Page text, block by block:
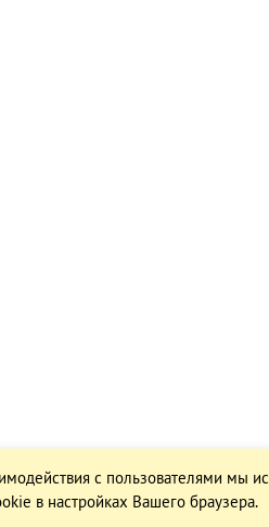
с пользователями мы
в настройках Вашего браузера.